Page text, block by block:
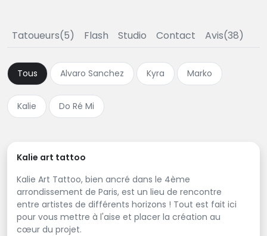
Tatoueurs(5) Flash Studio Contact Avis(38)
Tous Alvaro Sanchez Kyra Marko
Kalie Do Ré Mi
Kalie art tattoo
Kalie Art Tattoo, bien ancré dans le 4ème
arrondissement de Paris, est un lieu de rencontre
entre artistes de différents horizons ! Tout est fait ici
pour vous mettre à l'aise et placer la création au
cœur du projet.